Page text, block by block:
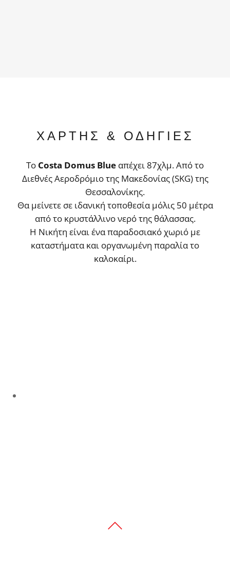
ΧΑΡΤΗΣ & ΟΔΗΓΙΕΣ
Το Costa Domus Blue απέχει 87χλμ. Από το
Διεθνές Αεροδρόμιο της Μακεδονίας (SKG) της
Θεσσαλονίκης.
Θα μείνετε σε ιδανική τοποθεσία μόλις 50 μέτρα
από το κρυστάλλινο νερό της θάλασσας.
Η Νικήτη είναι ένα παραδοσιακό χωριό με
καταστήματα και οργανωμένη παραλία το
καλοκαίρι.